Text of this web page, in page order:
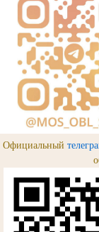
Официальный